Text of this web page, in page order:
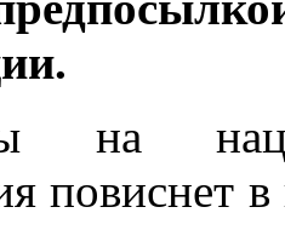
на
повиснет